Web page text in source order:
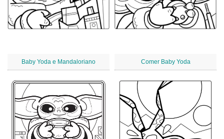
Baby Yoda e Mandaloriano Comer Baby Yoda